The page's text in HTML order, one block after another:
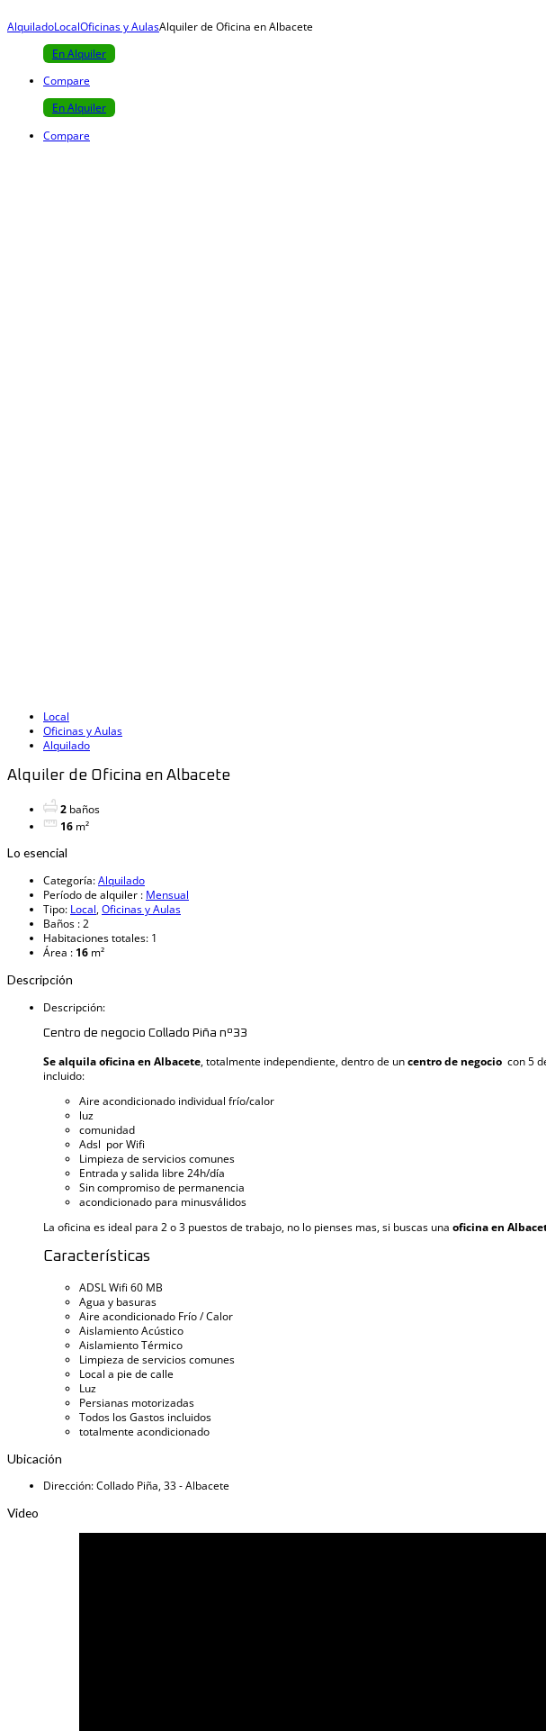
AlquiladoLocalOficinas y AulasAlquiler de Oficina en Albacete
En Alquiler
Compare
En Alquiler
Compare
Local
Oficinas y Aulas
Alquilado
Alquiler de Oficina en Albacete
2 baños
16 m²
Lo esencial
Categoría:Alquilado
Período de alquiler : Mensual
Tipo: Local,Oficinas y Aulas
Baños :2
Habitaciones totales: 1
Área : 16 m²
Descripción
Descripción:
Centro de negocio Collado Piña nº33
Se alquila oficina en Albacete, totalmente independiente, dentro de uncentro de negocio con 5
incluido:
Aire acondicionado individual frío/calor
luz
comunidad
Adsl por Wifi
Limpieza de servicios comunes
Entrada y salida libre 24h/día
Sin compromiso de permanencia
acondicionado para minusválidos
La oficina es ideal para 2 o 3 puestos de trabajo, no lo pienses mas, si buscas una oficina en
Características
ADSL Wifi 60 MB
Agua y basuras
Aire acondicionado Frío / Calor
Aislamiento Acústico
Aislamiento Térmico
Limpieza de servicios comunes
Local a pie de calle
Luz
Persianas motorizadas
Todos los Gastos incluidos
totalmente acondicionado
Ubicación
Dirección:Collado Piña, 33 - Albacete
Video